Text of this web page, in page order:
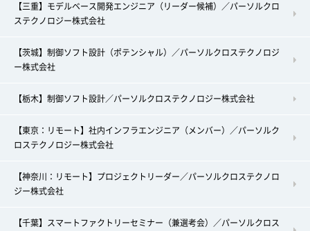
【三重】モデルベース開発エンジニア（リーダー候補）／パーソルクロ
ステクノロジー株式会社
【茨城】制御ソフト設計（ポテンシャル）／パーソルクロステクノロジ
ー株式会社
【栃木】制御ソフト設計／パーソルクロステクノロジー株式会社
【東京：リモート】社内インフラエンジニア（メンバー）／パーソルク
ロステクノロジー株式会社
【神奈川：リモート】プロジェクトリーダー／パーソルクロステクノロ
ジー株式会社
【千葉】スマートファクトリーセミナー（兼選考会）／パーソルクロス